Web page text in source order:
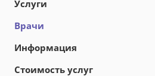
Услуги
Врачи
Информация
Стоимость услуг